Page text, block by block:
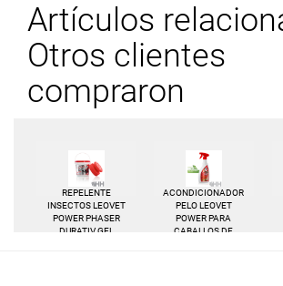
Artículos
Otros clientes
compraron
REPELENTE
INSECTOS LEOVET
POWER PHASER
DURATIV GEL
ACONDICIONADOR
PELO LEOVET
POWER PARA
CABALLOS DE